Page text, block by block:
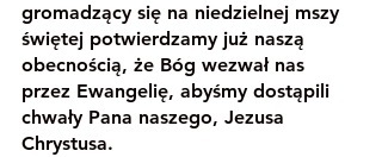
gromadzący się na niedzielnej mszy
świętej potwierdzamy już naszą
obecnością, że Bóg wezwał nas
przez Ewangelię, abyśmy dostąpili
chwały Pana naszego, Jezusa
Chrystusa.